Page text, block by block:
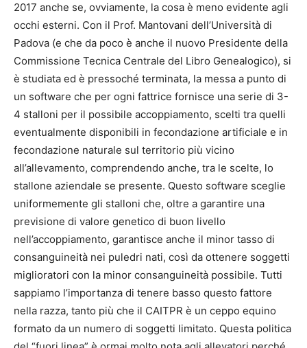
2017 anche se, ovviamente, la cosa è meno evidente agli
occhi esterni. Con il Prof. Mantovani dell’Università di
Padova (e che da poco è anche il nuovo Presidente della
Commissione Tecnica Centrale del Libro Genealogico), si
è studiata ed è pressoché terminata, la messa a punto di
un software che per ogni fattrice fornisce una serie di 3-
4 stalloni per il possibile accoppiamento, scelti tra quelli
eventualmente disponibili in fecondazione artificiale e in
fecondazione naturale sul territorio più vicino
all’allevamento, comprendendo anche, tra le scelte, lo
stallone aziendale se presente. Questo software sceglie
uniformemente gli stalloni che, oltre a garantire una
previsione di valore genetico di buon livello
nell’accoppiamento, garantisce anche il minor tasso di
consanguineità nei puledri nati, così da ottenere soggetti
miglioratori con la minor consanguineità possibile. Tutti
sappiamo l’importanza di tenere basso questo fattore
nella razza, tanto più che il CAITPR è un ceppo equino
formato da un numero di soggetti limitato. Questa politica